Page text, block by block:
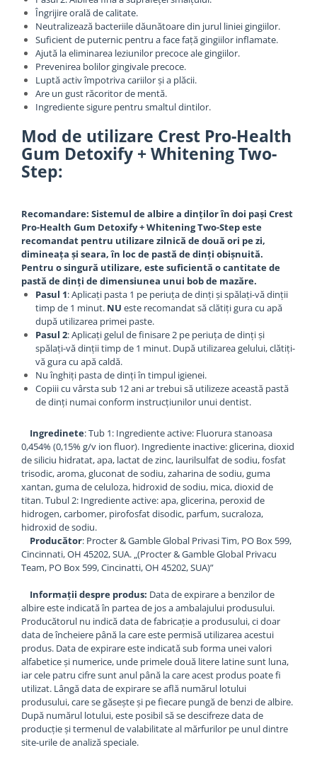
Îngrijire orală de calitate.
Neutralizează bacteriile dăunătoare din jurul liniei gingiilor.
Suficient de puternic pentru a face față gingiilor inflamate.
Ajută la eliminarea leziunilor precoce ale gingiilor.
Prevenirea bolilor gingivale precoce.
Luptă activ împotriva cariilor și a plăcii.
Are un gust răcoritor de mentă.
Ingrediente sigure pentru smaltul dintilor.
Mod de utilizare Crest Pro-Health
Gum Detoxify + Whitening Two-
Step:
Recomandare: Sistemul de albire a dinților în doi pași Crest
Pro-Health Gum Detoxify + Whitening Two-Step este
recomandat pentru utilizare zilnică de două ori pe zi,
dimineața și seara, în loc de pastă de dinți obișnuită.
Pentru o singură utilizare, este suficientă o cantitate de
pastă de dinți de dimensiunea unui bob de mazăre.
Pasul 1: Aplicați pasta 1 pe periuța de dinți și spălați-vă dinții
timp de 1 minut. NU este recomandat să clătiți gura cu apă
după utilizarea primei paste.
Pasul 2: Aplicați gelul de finisare 2 pe periuța de dinți și
spălați-vă dinții timp de 1 minut. După utilizarea gelului, clătiți-
vă gura cu apă caldă.
Nu înghiți pasta de dinți în timpul igienei.
Copiii cu vârsta sub 12 ani ar trebui să utilizeze această pastă
de dinți numai conform instrucțiunilor unui dentist.
Ingredinete: Tub 1: Ingrediente active: Fluorura stanoasa
0,454% (0,15% g/v ion fluor). Ingrediente inactive: glicerina, dioxid
de siliciu hidratat, apa, lactat de zinc, laurilsulfat de sodiu, fosfat
trisodic, aroma, gluconat de sodiu, zaharina de sodiu, guma
xantan, guma de celuloza, hidroxid de sodiu, mica, dioxid de
titan. Tubul 2: Ingrediente active: apa, glicerina, peroxid de
hidrogen, carbomer, pirofosfat disodic, parfum, sucraloza,
hidroxid de sodiu.
Producător: Procter & Gamble Global Privasi Tim, PO Box 599,
Cincinnati, OH 45202, SUA. „(Procter & Gamble Global Privacu
Team, PO Box 599, Cincinatti, OH 45202, SUA)”
Informații despre produs: Data de expirare a benzilor de
albire este indicată în partea de jos a ambalajului produsului.
Producătorul nu indică data de fabricație a produsului, ci doar
data de încheiere până la care este permisă utilizarea acestui
produs. Data de expirare este indicată sub forma unei valori
alfabetice și numerice, unde primele două litere latine sunt luna,
iar cele patru cifre sunt anul până la care acest produs poate fi
utilizat. Lângă data de expirare se află numărul lotului
produsului, care se găsește și pe fiecare pungă de benzi de albire.
După numărul lotului, este posibil să se descifreze data de
producție și termenul de valabilitate al mărfurilor pe unul dintre
site-urile de analiză speciale.